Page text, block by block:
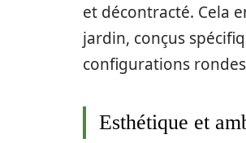
et décontracté. Cela
jardin, conçus
configurations
Esthétique et